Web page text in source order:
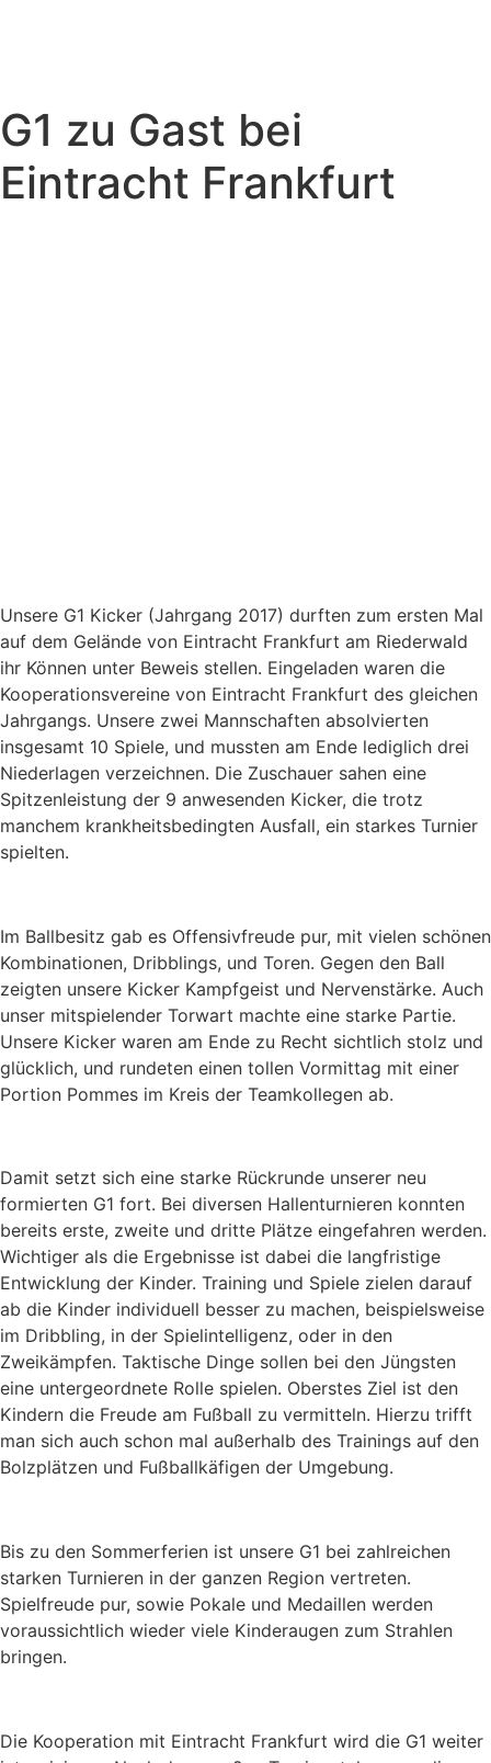
G1 zu Gast bei
Eintracht Frankfurt
Unsere G1 Kicker (Jahrgang 2017) durften zum ersten Mal
auf dem Gelände von Eintracht Frankfurt am Riederwald
ihr Können unter Beweis stellen. Eingeladen waren die
Kooperationsvereine von Eintracht Frankfurt des gleichen
Jahrgangs. Unsere zwei Mannschaften absolvierten
insgesamt 10 Spiele, und mussten am Ende lediglich drei
Niederlagen verzeichnen. Die Zuschauer sahen eine
Spitzenleistung der 9 anwesenden Kicker, die trotz
manchem krankheitsbedingten Ausfall, ein starkes Turnier
spielten.
Im Ballbesitz gab es Offensivfreude pur, mit vielen schönen
Kombinationen, Dribblings, und Toren. Gegen den Ball
zeigten unsere Kicker Kampfgeist und Nervenstärke. Auch
unser mitspielender Torwart machte eine starke Partie.
Unsere Kicker waren am Ende zu Recht sichtlich stolz und
glücklich, und rundeten einen tollen Vormittag mit einer
Portion Pommes im Kreis der Teamkollegen ab.
Damit setzt sich eine starke Rückrunde unserer neu
formierten G1 fort. Bei diversen Hallenturnieren konnten
bereits erste, zweite und dritte Plätze eingefahren werden.
Wichtiger als die Ergebnisse ist dabei die langfristige
Entwicklung der Kinder. Training und Spiele zielen darauf
ab die Kinder individuell besser zu machen, beispielsweise
im Dribbling, in der Spielintelligenz, oder in den
Zweikämpfen. Taktische Dinge sollen bei den Jüngsten
eine untergeordnete Rolle spielen. Oberstes Ziel ist den
Kindern die Freude am Fußball zu vermitteln. Hierzu trifft
man sich auch schon mal außerhalb des Trainings auf den
Bolzplätzen und Fußballkäfigen der Umgebung.
Bis zu den Sommerferien ist unsere G1 bei zahlreichen
starken Turnieren in der ganzen Region vertreten.
Spielfreude pur, sowie Pokale und Medaillen werden
voraussichtlich wieder viele Kinderaugen zum Strahlen
bringen.
Die Kooperation mit Eintracht Frankfurt wird die G1 weiter